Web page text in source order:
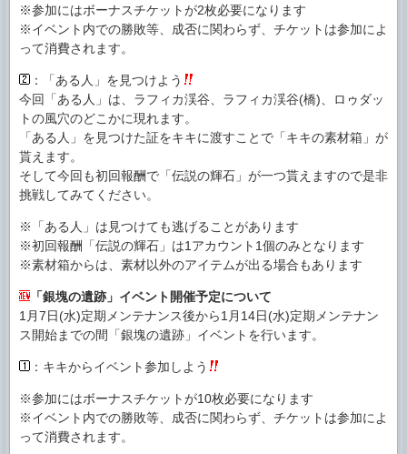
※参加にはボーナスチケットが2枚必要になります
※イベント内での勝敗等、成否に関わらず、チケットは参加によ
って消費されます。
：「ある人」を見つけよう
今回「ある人」は、ラフィカ渓谷、ラフィカ渓谷(橋)、ロゥダッ
トの風穴のどこかに現れます。
「ある人」を見つけた証をキキに渡すことで「キキの素材箱」が
貰えます。
そして今回も初回報酬で「伝説の輝石」が一つ貰えますので是非
挑戦してみてください。
※「ある人」は見つけても逃げることがあります
※初回報酬「伝説の輝石」は1アカウント1個のみとなります
※素材箱からは、素材以外のアイテムが出る場合もあります
「銀塊の遺跡」イベント開催予定について
1月7日(水)定期メンテナンス後から1月14日(水)定期メンテナン
ス開始までの間「銀塊の遺跡」イベントを行います。
：キキからイベント参加しよう
※参加にはボーナスチケットが10枚必要になります
※イベント内での勝敗等、成否に関わらず、チケットは参加によ
って消費されます。